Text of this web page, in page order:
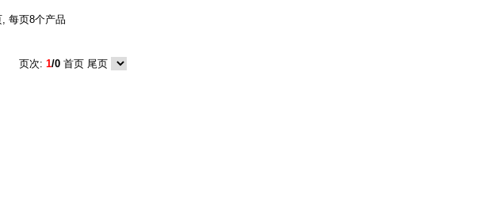
每页8个产品
页次: 1/0 首页尾页